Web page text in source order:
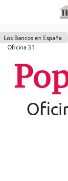
Los Bancos en España
Oficina 31